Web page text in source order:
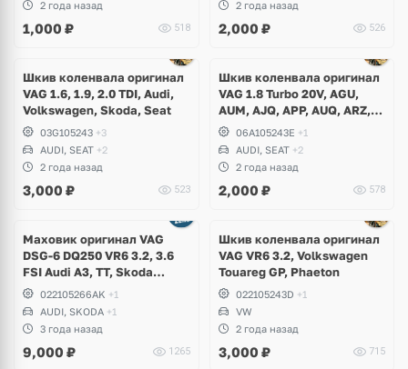
2 года назад
1,000 ₽ 518
2 года назад
2,000 ₽ 526
Шкив коленвала оригинал
VAG 1.6, 1.9, 2.0 TDI, Audi,
Volkswagen, Skoda, Seat
03G105243 +3
AUDI, SEAT +2
2 года назад
3,000 ₽ 523
Шкив коленвала оригинал
VAG 1.8 Turbo 20V, AGU,
AUM, AJQ, APP, AUQ, ARZ,
AQA, AGN, APG, Audi,
Volkswagen, Skoda, Seat
06A105243E +1
AUDI, SEAT +2
2 года назад
2,000 ₽ 578
Маховик оригинал VAG
DSG-6 DQ250 VR6 3.2, 3.6
FSI Audi A3, TT, Skoda
Superb, Volkswagen Passat
B6, R36, CC, Golf V R32, Eos
022105266AK +1
AUDI, SKODA +1
3 года назад
9,000 ₽ 1265
Шкив коленвала оригинал
VAG VR6 3.2, Volkswagen
Touareg GP, Phaeton
022105243D +1
VW
2 года назад
3,000 ₽ 715